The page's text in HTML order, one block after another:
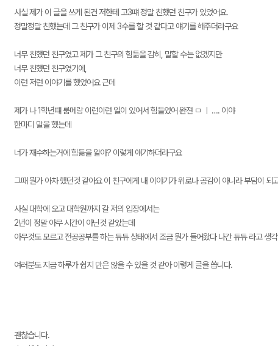
사실 제가 이 글을 쓰게 된건 저한테 고3떄 정말 친했던 친구가 있었어요.
정말정말 친했는데 그 친구가 이제 3수를 할 것 같다고 얘기를 해주더라구요
너무 친했던 친구였고 제가 그 친구의 힘듦을 감히, 말할 수는 없겠지만
너무 친했던 친구였기에,
이런 저런 이야기를 했었어요 근데
제가 나 1학년떄 룸메랑 이런이런 일이 있어서 힘들었어 완젼 ㅁ ㅣ …. 이야
한마디 말을 했는데
너가 재수하는거에 힘듦을 알아? 이렇게 얘기하더라구요
그때 뭔가 아차 했던것 같아요 이 친구에게 내 이야기가 위로나 공감이 아니라 부담이 되
사실 대학에 오고 대학원까지 갈 저의 입장에서는
2년이 정말 아무 시간이 아닌것 같았는데
아무것도 모르고 전공공부를 하는 듀듀 상태에서 조금 뭔가 들어왔다 나간 듀듀 라고 생
여러분도 지금 하루가 쉽지 만은 않을 수 있을 것 같아 이렇게 글을 씁니다.
괜찮습니다.